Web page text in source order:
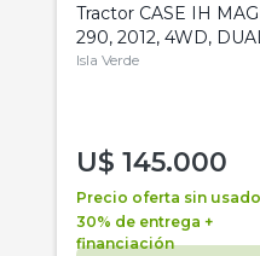
Tractor CASE IH
290, 2012, 4WD,
Isla Verde
U$ 145.000
Precio oferta sin usado
30% de entrega +
financiación